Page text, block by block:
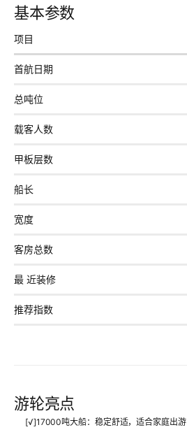
基本参数
项目
首航日期
总吨位
载客人数
甲板层数
船长
宽度
客房总数
最 近装修
推荐指数
游轮亮点
[√]17000吨大船：稳定舒适，适合家庭出游